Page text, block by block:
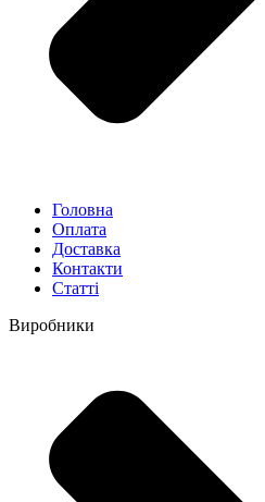
Головна
Оплата
Доставка
Контакти
Статті
Виробники